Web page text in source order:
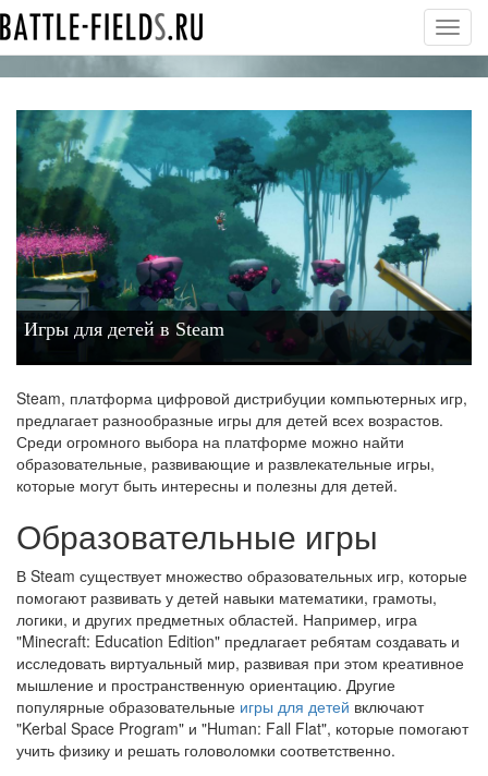
Игры для детей в Steam
Steam, платформа цифровой дистрибуции компьютерных игр,
предлагает разнообразные игры для детей всех возрастов.
Среди огромного выбора на платформе можно найти
образовательные, развивающие и развлекательные игры,
которые могут быть интересны и полезны для детей.
Образовательные игры
В Steam существует множество образовательных игр, которые
помогают развивать у детей навыки математики, грамоты,
логики, и других предметных областей. Например, игра
"Minecraft: Education Edition" предлагает ребятам создавать и
исследовать виртуальный мир, развивая при этом креативное
мышление и пространственную ориентацию. Другие
популярные образовательные игры для детей включают
"Kerbal Space Program" и "Human: Fall Flat", которые помогают
учить физику и решать головоломки соответственно.